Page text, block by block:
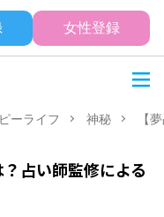
女性登録
ーライフ 神秘 【
？占い師監修による